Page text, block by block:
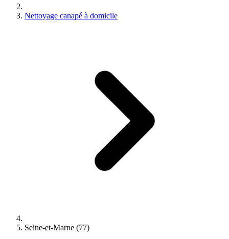
Nettoyage canapé à domicile
Seine-et-Marne (77)